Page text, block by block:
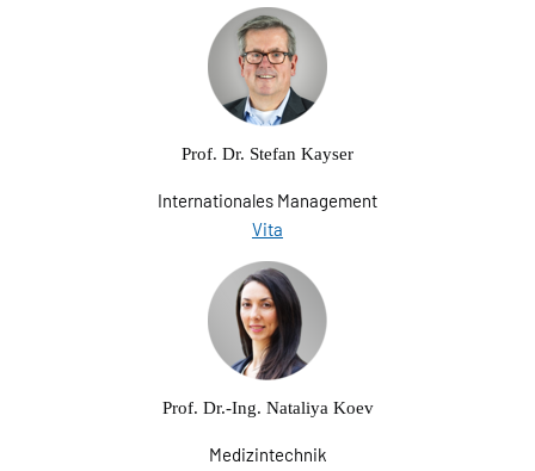
Prof. Dr. Stefan Kayser
Internationales Management
Vita
Prof. Dr.-Ing. Nataliya Koev
Medizintechnik